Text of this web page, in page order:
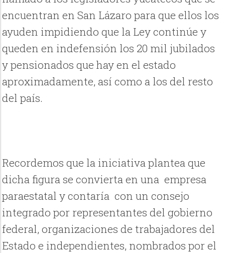
encuentran en San Lázaro para que ellos los
ayuden impidiendo que la Ley continúe y
queden en indefensión los 20 mil jubilados
y pensionados que hay en el estado
aproximadamente, así como a los del resto
del país.
Recordemos que la iniciativa plantea que
dicha figura se convierta en una empresa
paraestatal y contaría con un consejo
integrado por representantes del gobierno
federal, organizaciones de trabajadores del
Estado e independientes, nombrados por el